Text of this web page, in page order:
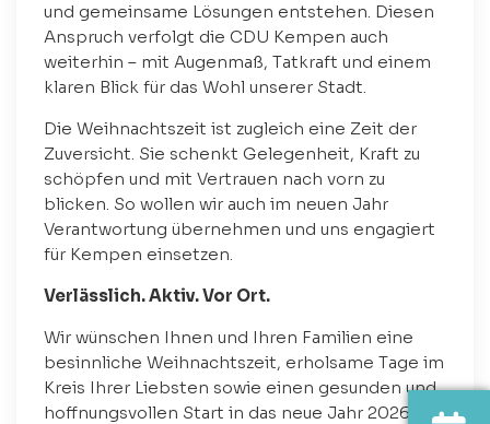
und gemeinsame Lösungen entstehen. Diesen
Anspruch verfolgt die CDU Kempen auch
weiterhin – mit Augenmaß, Tatkraft und einem
klaren Blick für das Wohl unserer Stadt.
Die Weihnachtszeit ist zugleich eine Zeit der
Zuversicht. Sie schenkt Gelegenheit, Kraft zu
schöpfen und mit Vertrauen nach vorn zu
blicken. So wollen wir auch im neuen Jahr
Verantwortung übernehmen und uns engagiert
für Kempen einsetzen.
Verlässlich. Aktiv. Vor Ort.
Wir wünschen Ihnen und Ihren Familien eine
besinnliche Weihnachtszeit, erholsame Tage im
Kreis Ihrer Liebsten sowie einen gesunden und
hoffnungsvollen Start in das neue Jahr 2026.